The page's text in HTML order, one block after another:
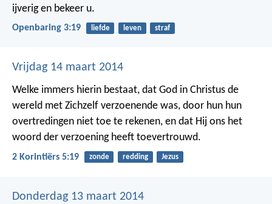
ijverig en bekeer u.
Openbaring 3:19 liefde leven straf
Vrijdag 14 maart 2014
Welke immers hierin bestaat, dat God in Christus de
wereld met Zichzelf verzoenende was, door hun hun
overtredingen niet toe te rekenen, en dat Hij ons het
woord der verzoening heeft toevertrouwd.
2 Korintiërs 5:19 zonde redding Jezus
Donderdag 13 maart 2014